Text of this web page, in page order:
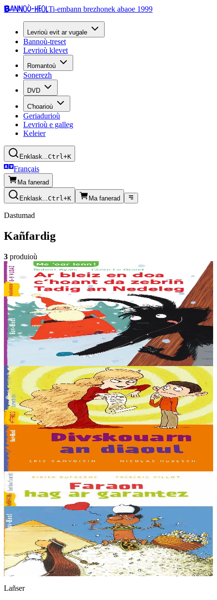
Bannoù-heolTi-embann brezhonek abaoe 1999
Levrioù evit ar vugale
Bannoù-treset
Levrioù klevet
Romantoù
Sonerezh
DVD
C'hoarioù
Geriadurioù
Levrioù e galleg
Keleier
Enklask...Ctrl+K
Français
Ma fanerad
Enklask...Ctrl+K Ma fanerad
Dastumad
Kañfardig
3 produioù
6 vloaz hag ouzhpenn
Sav-heol
Ar bleiz en doa c'hoant da zebriñ Tadig an Nedeleg
Abaoe savet an heol emañ ar bleiz o c’hedal a-dreñv ur wezenn, e
dreid o skornañ en erc’h, riell ouzh e feskennoù blevek. Naon en
deus, ken en deus. Ha setu...
Er stok
Gwelet
8 vloaz hag ouzhpenn
Sav-heol
Divskouarn an diaoul
Skuizh-faezh eo aet Simon. Tremen skuizh ! Klañv eo zoken gant
an daou bezh pikol delienn gaol a zo oc’h ober divskouarn dezhañ a
bep tu d’e benn, un euzh o gwelet....
Er stok
Gwelet
8 vloaz hag ouzhpenn
Sav-heol
Faraon hag ar garantez
Amondaramaniz zo faraon en Egipt. Sot-pitilh eo, sot-nay zoken,
gant ar briñsez Mona Lida, met honnezh a ra fae warnañ. Ur
faraon galloudek-bras eo, a dra...
Er stok5,50 €
Gwelet
Prenañ
Lañser